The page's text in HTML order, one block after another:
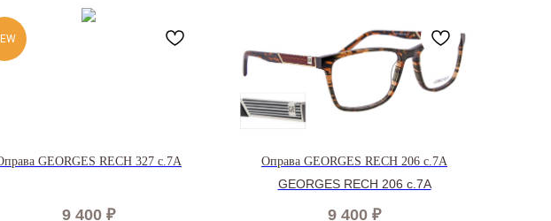
GEORGES RECH 327 c.7A
9 400 ₽
Оправа GEORGES RECH 206 c.7А
GEORGES RECH 206 c.7A
9 400 ₽